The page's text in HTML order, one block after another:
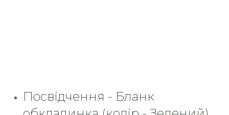
Посвідчення - Бланк